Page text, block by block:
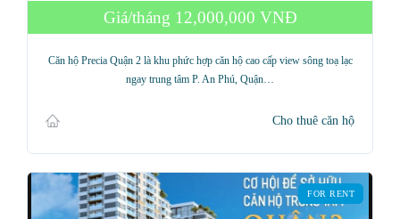
Giá/tháng 12,000,000 VNĐ
Căn hộ Precia Quận 2 là khu phức hợp căn hộ cao cấp view sông toạ lạc
ngay trung tâm P. An Phú, Quận…
Cho thuê căn hộ
FOR RENT